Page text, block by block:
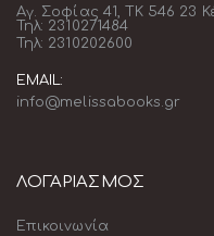
Αγ. Σοφίας 41, ΤΚ 546 23
Τηλ: 2310271484
Τηλ: 2310202600
EMAIL:
info@melissabooks.gr
ΛΟΓΑΡΙΑΣΜΟΣ
Επικοινωνία